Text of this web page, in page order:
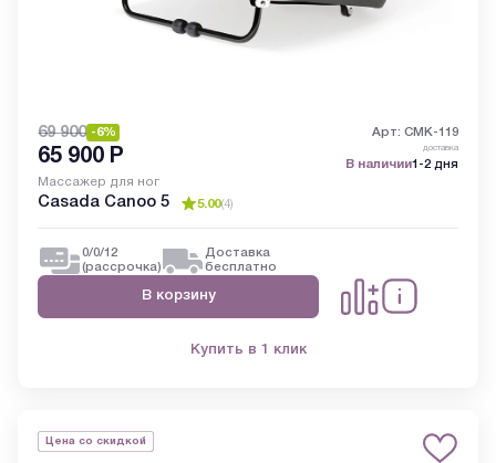
69 900 -6% Арт: CMK-119
65 900 Р доставка
В наличии1-2 дня
Массажер для ног
Casada Canoo 5 5.00(4)
0/0/12
(рассрочка)
Доставка
бесплатно
В корзину
Купить в 1 клик
Цена со скидкой